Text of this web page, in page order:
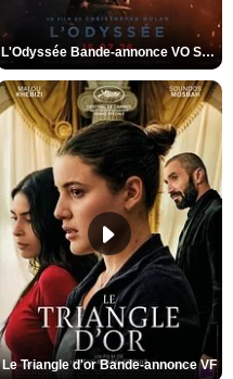
L'Odyssée Bande-annonce VO STFR
Le Triangle d'or Bande-annonce VF